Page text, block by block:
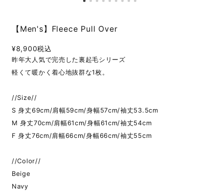
【Men's】Fleece Pull Over
¥8,900税込
昨年大人気で完売した裏起毛シリーズ
軽くて暖かく着心地抜群な1枚。
//Size//
S 身丈69cm/肩幅59cm/身幅57cm/袖丈53.5cm
M 身丈70cm/肩幅61cm/身幅61cm/袖丈54cm
F 身丈76cm/肩幅66cm/身幅66cm/袖丈55cm
//Color//
Beige
Navy